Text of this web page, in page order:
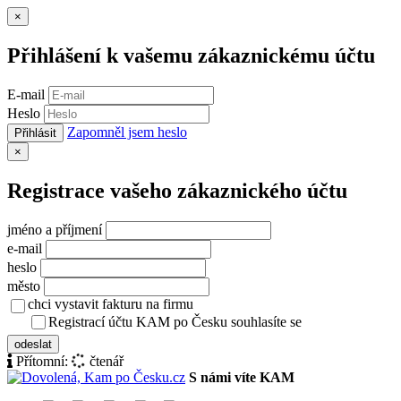
×
Přihlášení k vašemu zákaznickému účtu
E-mail
Heslo
Přihlásit Zapomněl jsem heslo
×
Registrace vašeho zákaznického účtu
jméno a příjmení
e-mail
heslo
město
chci vystavit fakturu na firmu
Registrací účtu KAM po Česku souhlasíte se
odeslat
Přítomní:
čtenář
S námi víte KAM